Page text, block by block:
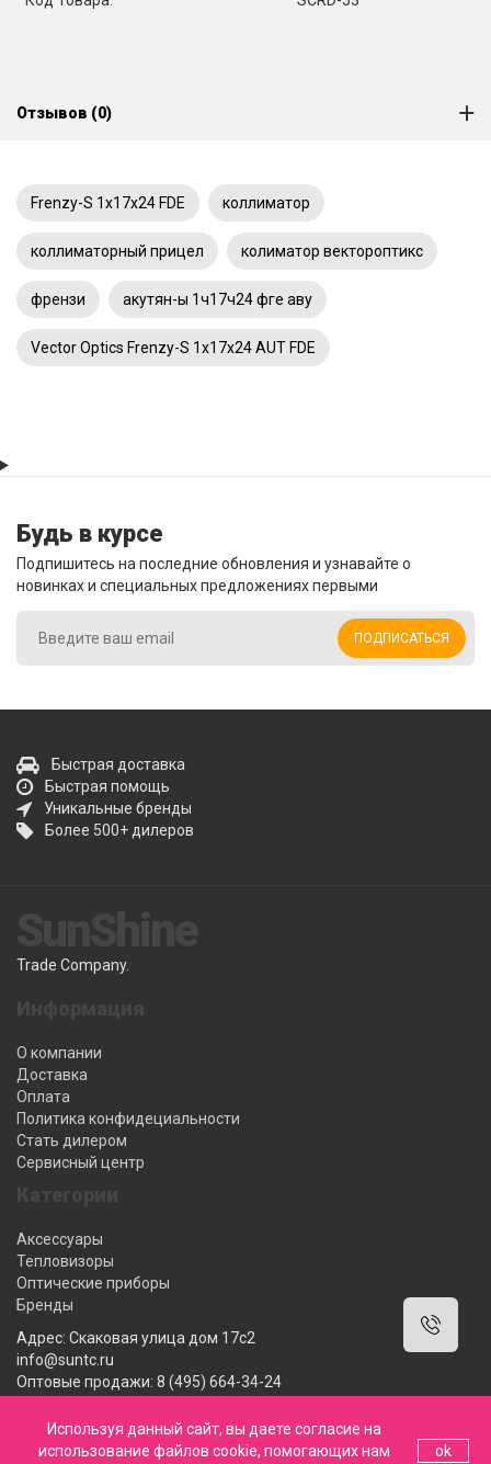
Отзывов (0)
Frenzy-S 1x17x24 FDE коллиматор
коллиматорный прицел колиматор вектороптикс
френзи акутян-ы 1ч17ч24 фге аву
Vector Optics Frenzy-S 1x17x24 AUT FDE
Будь в курсе
Подпишитесь на последние обновления и узнавайте о
новинках и специальных предложениях первыми
ПОДПИСАТЬСЯ
Быстрая доставка
Быстрая помощь
Уникальные бренды
Более 500+ дилеров
Trade Company.
О компании
Доставка
Оплата
Политика конфидециальности
Стать дилером
Сервисный центр
Аксессуары
Тепловизоры
Оптические приборы
Бренды
Адрес: Скаковая улица дом 17с2
info@suntc.ru
Оптовые продажи: 8 (495) 664-34-24
Мы работаем: 10:00-18:00 ПН-ПТ
Используя данный сайт, вы даете согласие на
использование файлов cookie, помогающих нам
ok